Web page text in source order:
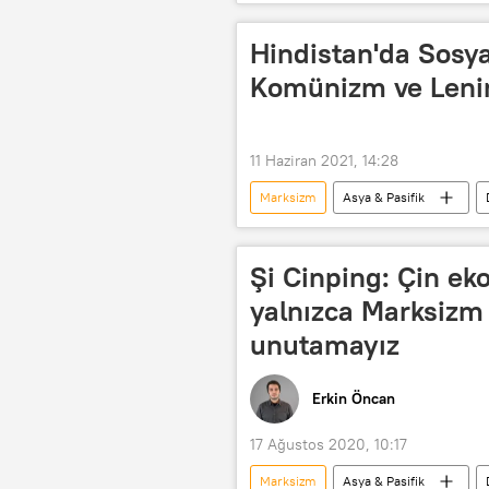
Sosyal medya
viral
Hindistan'da
Komünizm ve
11 Haziran 2021, 14:28
Marksizm Asya & Pasifik
Sosyalizm
Komünizm
Şi Cinping: Çin
yalnızca
unutamayız
Erkin Öncan
17 Ağustos 2020, 10:17
Marksizm Asya & Pasifik